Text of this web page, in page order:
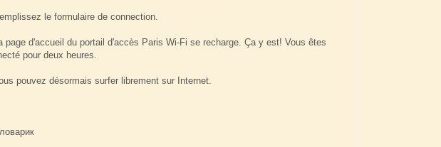
le formulaire de connection.
page d'accueil du portail d'accès Paris Wi-Fi se recharge. Ça y est! Vous êtes
pour deux heures.
pouvez désormais surfer librement sur Internet.